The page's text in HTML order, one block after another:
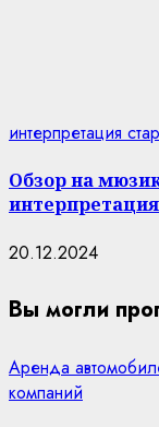
интерпретация
Обзор на
20.12.2024
Вы могли
Аренда
компаний